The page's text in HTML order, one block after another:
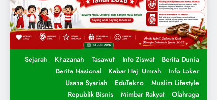
Sejarah Khazanah Tasawuf Info Ziswaf
Berita Dunia
Berita Nasional
Kabar Haji Umrah
Info Loker
Usaha Syariah
EduTekno
Muslim Lifestyle
Republik Bisnis
Mimbar Rakyat
Olahraga